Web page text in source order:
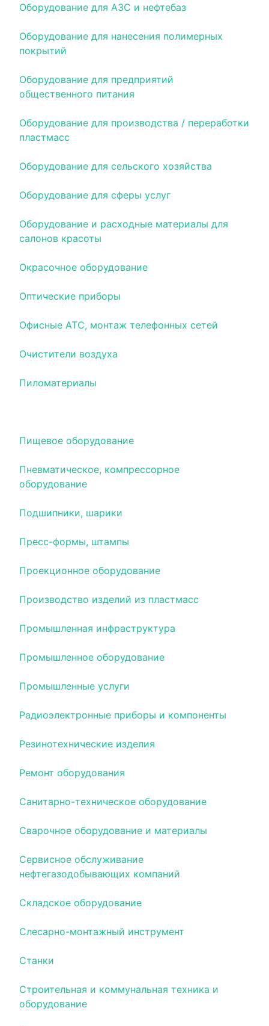
Оборудование для АЗС и нефтебаз
Оборудование для нанесения полимерных
покрытий
Оборудование для предприятий
общественного питания
Оборудование для производства / переработки
пластмасс
Оборудование для сельского хозяйства
Оборудование для сферы услуг
Оборудование и расходные материалы для
салонов красоты
Окрасочное оборудование
Оптические приборы
Офисные АТС, монтаж телефонных сетей
Очистители воздуха
Пиломатериалы
Пищевое оборудование
Пневматическое, компрессорное
оборудование
Подшипники, шарики
Пресс-формы, штампы
Проекционное оборудование
Производство изделий из пластмасс
Промышленная инфраструктура
Промышленное оборудование
Промышленные услуги
Радиоэлектронные приборы и компоненты
Резинотехнические изделия
Ремонт оборудования
Санитарно-техническое оборудование
Сварочное оборудование и материалы
Сервисное обслуживание
нефтегазодобывающих компаний
Складское оборудование
Слесарно-монтажный инструмент
Станки
Строительная и коммунальная техника и
оборудование